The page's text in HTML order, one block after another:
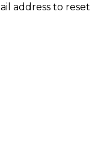
address to reset